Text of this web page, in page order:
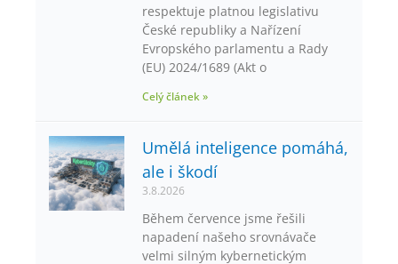
respektuje platnou legislativu
České republiky a Nařízení
Evropského parlamentu a Rady
(EU) 2024/1689 (Akt o
Celý článek »
Umělá inteligence pomáhá,
ale i škodí
3.8.2026
Během července jsme řešili
napadení našeho srovnávače
velmi silným kybernetickým